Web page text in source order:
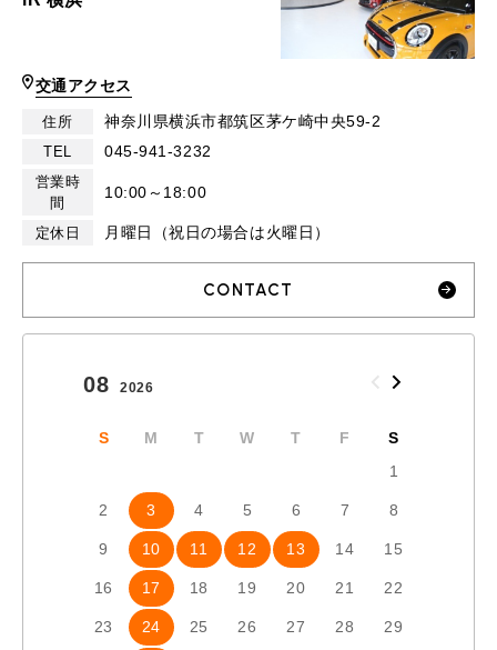
交通アクセス
住所 神奈川県横浜市都筑区茅ケ崎中央59-2
TEL 045-941-3232
営業時
間
10:00～18:00
定休日 月曜日（祝日の場合は火曜日）
CONTACT
08 2026
S M T W T F
S
1
2 3 4 5 6 7 8
9 10 11 12 13 14 15
16 17 18 19 20 21 22
23 24 25 26 27 28 29